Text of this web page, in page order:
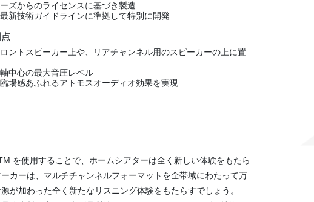
ズからのライセンスに基づき製造
新技術ガイドラインに準拠して特別に開発
ントスピーカー上や、リアチャンネル用のスピーカーの上に置
中心の最大音圧レベル
場感あふれるアトモスオーディオ効果を実現
を使用することで、ホームシアターは全く新しい体験をもたら
カーは、マルチチャンネルフォーマットを全帯域にわたって万
が加わった全く新たなリスニング体験をもたらすでしょう。